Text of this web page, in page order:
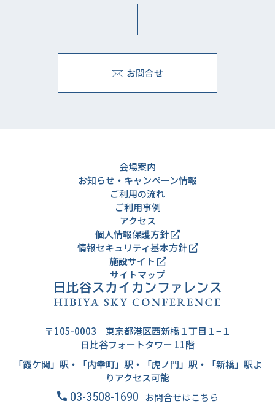
お問合せ
〒105-0003 東京都港区西新橋１丁目１−１
日比谷フォートタワー 11階
「霞ケ関」駅・「内幸町」駅・「虎ノ門」駅・「新橋」駅よ
りアクセス可能
03-3508-1690 お問合せはこちら
会場案内
お知らせ・キャンペーン情報
ご利用の流れ
ご利用事例
アクセス
個人情報保護方針
情報セキュリティ基本方針
施設サイト
サイトマップ